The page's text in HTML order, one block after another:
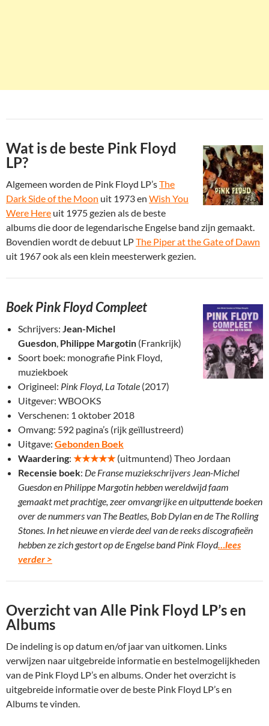
Wat is de beste Pink Floyd
LP?
Algemeen worden de Pink Floyd LP’sThe
Dark Side of the Moon uit 1973 en Wish You
Were Here uit 1975 gezien als de beste
albums die door de legendarische Engelse band zijn gemaakt.
Bovendien wordt de debuut LPThe Piper at the Gate of Dawn
uit 1967 ook als een klein meesterwerk gezien.
Boek Pink Floyd Compleet
Schrijvers: Jean-Michel
Guesdon, Philippe Margotin (Frankrijk)
Soort boek: monografie Pink Floyd,
muziekboek
Origineel: Pink Floyd, La Totale (2017)
Uitgever: WBOOKS
Verschenen: 1 oktober 2018
Omvang: 592 pagina’s (rijk geïllustreerd)
Uitgave: Gebonden Boek
Waardering: ★★★★★(uitmuntend) Theo Jordaan
Recensie boek: De Franse muziekschrijvers Jean-Michel
Guesdon en Philippe Margotin hebben wereldwijd faam
gemaakt met prachtige, zeer omvangrijke en uitputtende boeken
over de nummers van The Beatles, Bob Dylan en de The Rolling
Stones. In het nieuwe en vierde deel van de reeks discografieën
hebben ze zich gestort op de Engelse band Pink Floyd…lees
verder >
Overzicht van Alle Pink Floyd LP’s en
Albums
De indeling is op datum en/of jaar van uitkomen. Links
verwijzen naar uitgebreide informatie en bestelmogelijkheden
van de Pink Floyd LP’s en albums. Onder het overzicht is
uitgebreide informatie over de beste Pink Floyd LP’s en
Albums te vinden.